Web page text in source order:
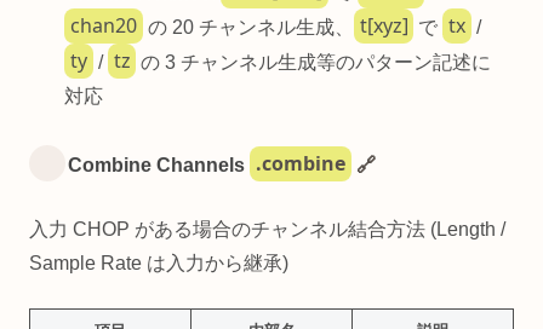
chan20 の 20 チャンネル生成、 t[xyz] で tx /
ty / tz の 3 チャンネル生成等のパターン記述に
対応
Combine Channels .combine 🔗
入力 CHOP がある場合のチャンネル結合方法 (Length /
Sample Rate は入力から継承)